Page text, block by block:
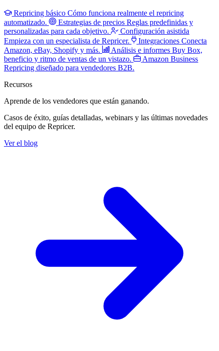
Repricing básico Cómo funciona realmente el repricing
automatizado.
Estrategias de precios Reglas predefinidas y
personalizadas para cada objetivo.
Configuración asistida
Empieza con un especialista de Repricer.
Integraciones Conecta
Amazon, eBay, Shopify y más.
Análisis e informes Buy Box,
beneficio y ritmo de ventas de un vistazo.
Amazon Business
Repricing diseñado para vendedores B2B.
Recursos
Aprende de los vendedores que están ganando.
Casos de éxito, guías detalladas, webinars y las últimas novedades
del equipo de Repricer.
Ver el blog